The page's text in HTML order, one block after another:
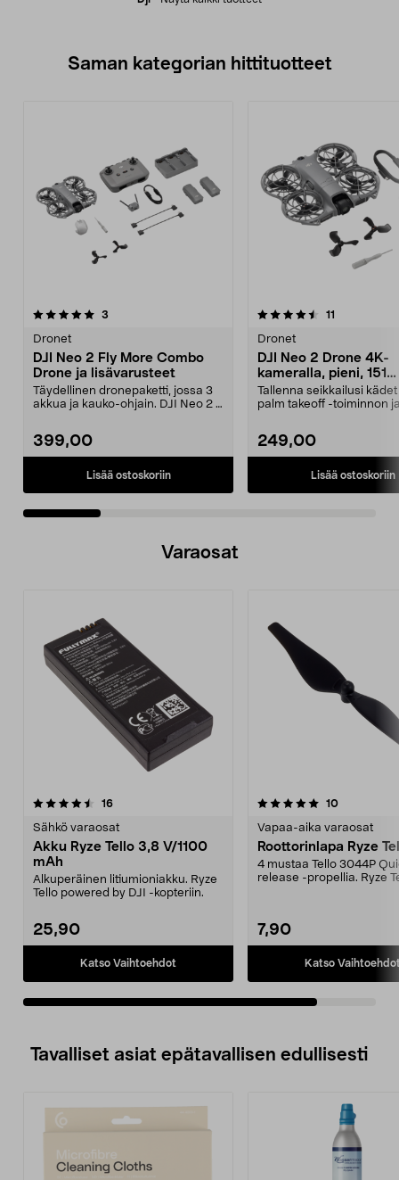
Saman kategorian hittituotteet
3
Dronet
DJI Neo 2 Fly More Combo
Drone ja lisävarusteet
Täydellinen dronepaketti, jossa 3
akkua ja kauko-ohjain. DJI Neo 2 –
399,00
Lisää ostoskoriin
4.5 viidestä
11
Dronet
DJI Neo 2 Drone 4K-
kameralla, pieni, 151
grammaa
Tallenna seikkailusi
palm takeoff -toiminnon
249,00
Lisää ostoskoriin
4.5 viidestä
Varaosat
16arvostelut
Sähkö varaosat
Akku Ryze Tello 3,8 V/1100
mAh
Alkuperäinen litiumioniakku. Ryze
Tello powered by DJI -kopteriin.
25,90
Katso Vaihtoehdot
5.0viidestä
10arvostelut
Vapaa-aika varaosat
Roottorinlapa Ryze
4 mustaa Tello 3044P
release -propellia. Ryze
7,90
Katso
Tavalliset asiat epätavallisen edullisesti